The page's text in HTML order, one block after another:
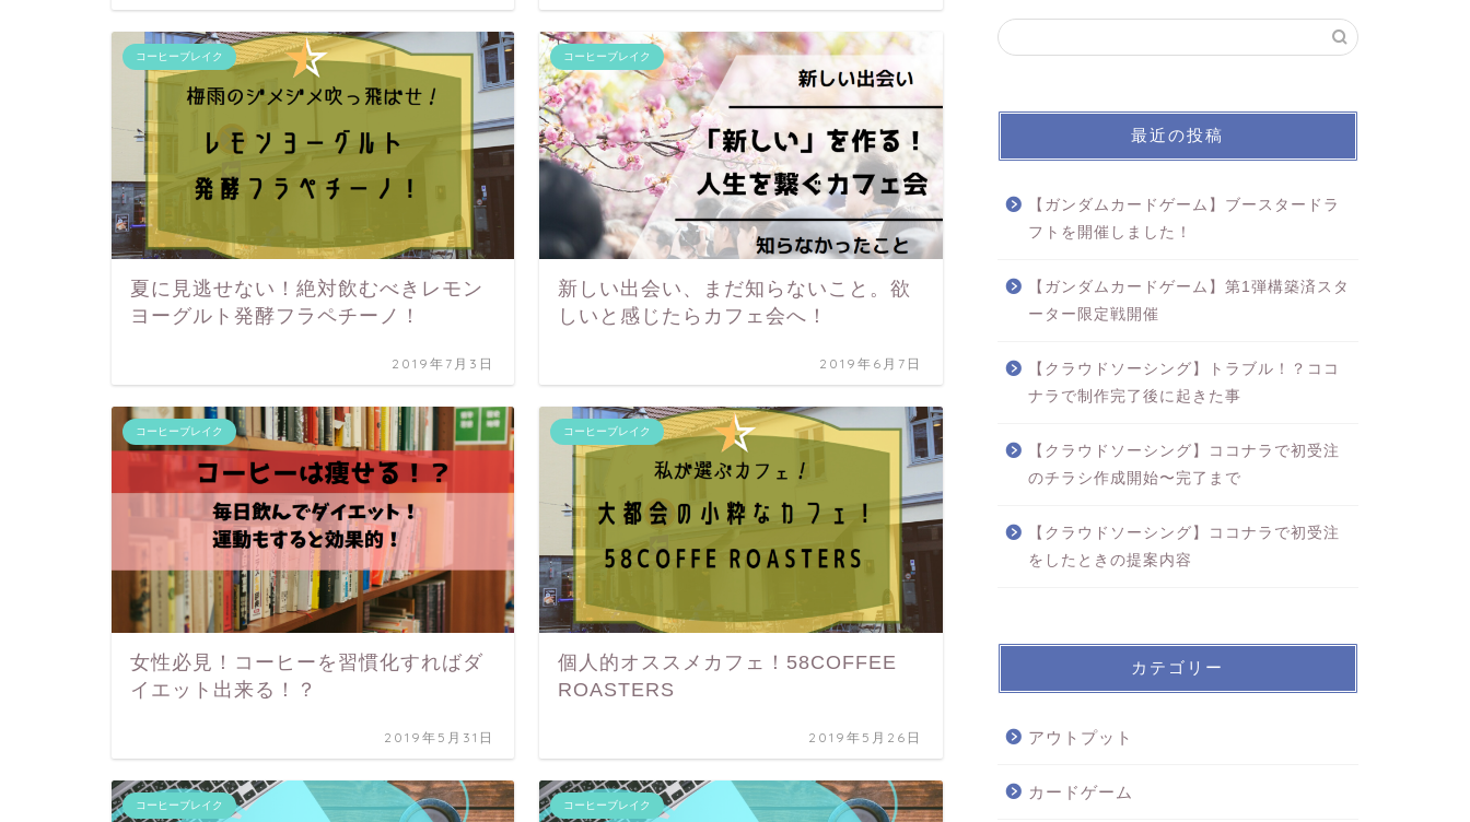
コーヒーブレイク
夏に見逃せない！絶対飲むべきレモン
ヨーグルト発酵フラペチーノ！
2019年7月3日
コーヒーブレイク
新しい出会い、まだ知らないこと。欲
しいと感じたらカフェ会へ！
2019年6月7日
コーヒーブレイク
女性必見！コーヒーを習慣化すればダ
イエット出来る！？
2019年5月31日
コーヒーブレイク
個人的オススメカフェ！58COFFEE
ROASTERS
2019年5月26日
コーヒーブレイク コーヒーブレイク
最近の投稿
【ガンダムカードゲーム】ブースタードラ
フトを開催しました！
【ガンダムカードゲーム】第1弾構築済スタ
ーター限定戦開催
【クラウドソーシング】トラブル！？ココ
ナラで制作完了後に起きた事
【クラウドソーシング】ココナラで初受注
のチラシ作成開始〜完了まで
【クラウドソーシング】ココナラで初受注
をしたときの提案内容
カテゴリー
アウトプット
カードゲーム